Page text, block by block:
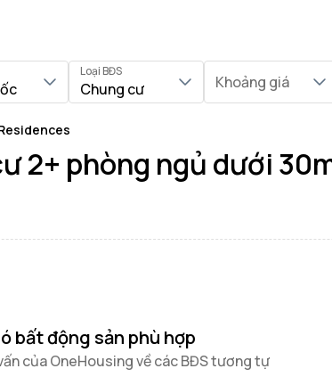
Loại BĐS
Chung cư Khoảng giá
2+ phòng ngủ dưới
bất động sản phù hợp
của OneHousing về các BĐS tương tự